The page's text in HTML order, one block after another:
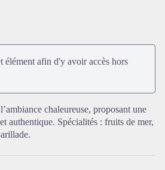
élément afin d'y avoir accès hors
chaleureuse, proposant une
authentique. Spécialités : fruits de mer,